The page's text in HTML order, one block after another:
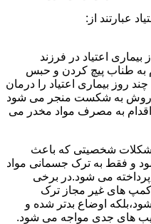
عبارتند از:
اعتیاد در فرزند
به طناب پیچ کردن و حبس
روز بیماری اعتیاد را درمان
این روش به شکست منجر می شود
اقدام به مصرف مواد مخدر می
شخصیتی که باعث
و فقط به ترک جسمانی مواد
می شود.در برخی
کمپ های غیر مجاز ترک
شود،بلکه اوضاع بدتر شده و
های جدی مواجه می شود.